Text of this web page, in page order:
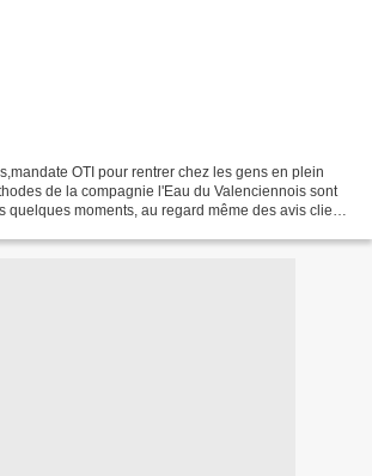
OTI pour rentrer chez les gens en plein
de la compagnie l'Eau du Valenciennois sont
quelques moments, au regard même des avis clients